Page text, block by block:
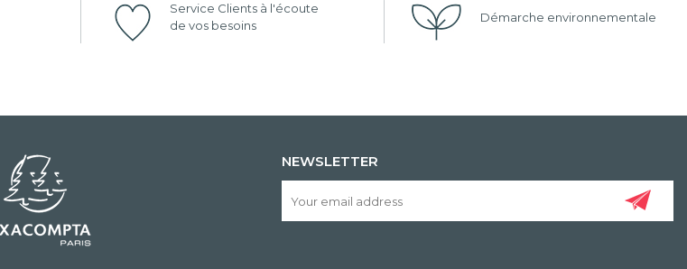
Service Clients à l'écoute
de vos besoins
Démarche environnementale
NEWSLETTER